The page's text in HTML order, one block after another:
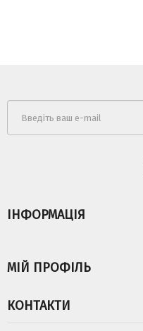
ІНФОРМАЦІЯ
МІЙ ПРОФІЛЬ
КОНТАКТИ